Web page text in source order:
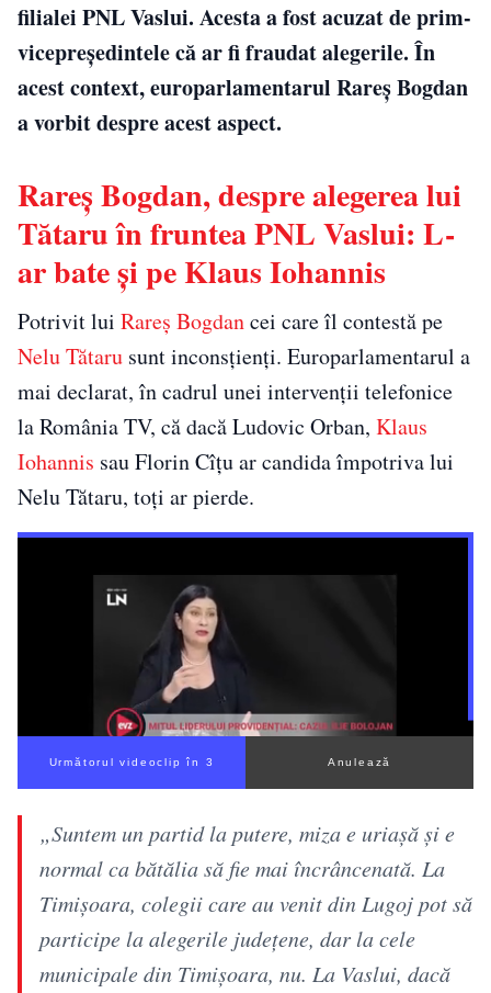
filialei PNL Vaslui. Acesta a fost acuzat de prim-
vicepreședintele că ar fi fraudat alegerile. În
acest context, europarlamentarul Rareș Bogdan
a vorbit despre acest aspect.
Rareș Bogdan, despre alegerea lui
Tătaru în fruntea PNL Vaslui: L-
ar bate și pe Klaus Iohannis
Potrivit lui Rareș Bogdancei care îl contestă pe
Nelu Tătaru sunt inconsțienți. Europarlamentarul a
mai declarat, în cadrul unei intervenții telefonice
la România TV, că dacă Ludovic Orban, Klaus
Iohannis sau Florin Cîțu ar candida împotriva lui
Nelu Tătaru, toți ar pierde.
Următorul videoclip în 3 Anulează
„Suntem un partid la putere, miza e uriașă și e
normal ca bătălia să fie mai încrâncenată. La
Timișoara, colegii care au venit din Lugoj pot să
participe la alegerile județene, dar la cele
municipale din Timișoara, nu. La Vaslui, dacă